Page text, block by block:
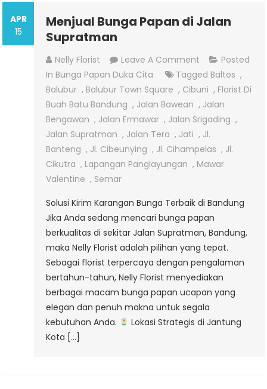
APR
15
Menjual Bunga Papan di Jalan
Supratman
Nelly Florist Leave A Comment On
Menjual
Bunga
Papan
Di
Jalan
Supratman
Posted
In Bunga Papan Duka Cita Tagged Baltos ,
Balubur , Balubur Town Square , Cibuni , Florist Di
Buah Batu Bandung , Jalan Bawean , Jalan
Bengawan , Jalan Ermawar , Jalan Srigading ,
Jalan Supratman , Jalan Tera , Jati , Jl.
Banteng , Jl. Cibeunying , Jl. Cihampelas , Jl.
Cikutra , Lapangan Panglayungan , Mawar
Valentine , Semar
Solusi Kirim Karangan Bunga Terbaik di Bandung
Jika Anda sedang mencari bunga papan
berkualitas di sekitar Jalan Supratman, Bandung,
maka Nelly Florist adalah pilihan yang tepat.
Sebagai florist terpercaya dengan pengalaman
bertahun-tahun, Nelly Florist menyediakan
berbagai macam bunga papan ucapan yang
elegan dan penuh makna untuk segala
kebutuhan Anda.
Lokasi Strategis di Jantung
Kota […]